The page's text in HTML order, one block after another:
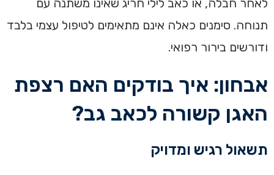
תנוחה. סימנים כאלה אינם מתאימים לטיפול עצמי בלבד
ודורשים בירור רפואי.
אבחון: איך בודקים האם רצפת
האגן קשורה לכאב גב?
תשאול רגיש ומדויק